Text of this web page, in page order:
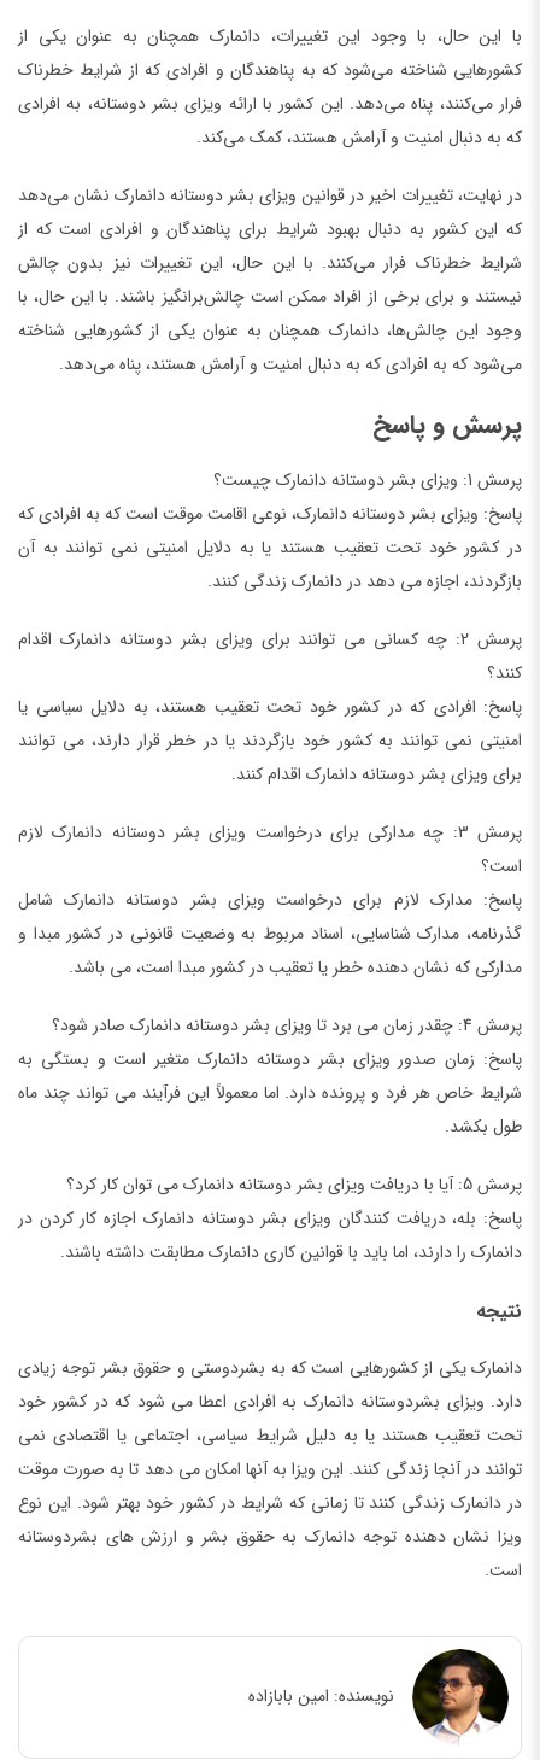
با این حال، با وجود این تغییرات، دانمارک همچنان به عنوان یکی از
کشورهایی شناخته می‌شود که به پناهندگان و افرادی که از شرایط خطرناک
فرار می‌کنند، پناه می‌دهد. این کشور با ارائه ویزای بشر دوستانه، به افرادی
که به دنبال امنیت و آرامش هستند، کمک می‌کند.
در نهایت، تغییرات اخیر در قوانین ویزای بشر دوستانه دانمارک نشان می‌دهد
که این کشور به دنبال بهبود شرایط برای پناهندگان و افرادی است که از
شرایط خطرناک فرار می‌کنند. با این حال، این تغییرات نیز بدون چالش
نیستند و برای برخی از افراد ممکن است چالش‌برانگیز باشند. با این حال، با
وجود این چالش‌ها، دانمارک همچنان به عنوان یکی از کشورهایی شناخته
می‌شود که به افرادی که به دنبال امنیت و آرامش هستند، پناه می‌دهد.
پرسش و پاسخ
پرسش 1: ویزای بشر دوستانه دانمارک چیست؟
پاسخ: ویزای بشر دوستانه دانمارک، نوعی اقامت موقت است که به افرادی که
در کشور خود تحت تعقیب هستند یا به دلایل امنیتی نمی توانند به آن
بازگردند، اجازه می دهد در دانمارک زندگی کنند.
پرسش 2: چه کسانی می توانند برای ویزای بشر دوستانه دانمارک اقدام
کنند؟
پاسخ: افرادی که در کشور خود تحت تعقیب هستند، به دلایل سیاسی یا
امنیتی نمی توانند به کشور خود بازگردند یا در خطر قرار دارند، می توانند
برای ویزای بشر دوستانه دانمارک اقدام کنند.
پرسش 3: چه مدارکی برای درخواست ویزای بشر دوستانه دانمارک لازم
است؟
پاسخ: مدارک لازم برای درخواست ویزای بشر دوستانه دانمارک شامل
گذرنامه، مدارک شناسایی، اسناد مربوط به وضعیت قانونی در کشور مبدا و
مدارکی که نشان دهنده خطر یا تعقیب در کشور مبدا است، می باشد.
پرسش 4: چقدر زمان می برد تا ویزای بشر دوستانه دانمارک صادر شود؟
پاسخ: زمان صدور ویزای بشر دوستانه دانمارک متغیر است و بستگی به
شرایط خاص هر فرد و پرونده دارد. اما معمولاً این فرآیند می تواند چند ماه
طول بکشد.
پرسش 5: آیا با دریافت ویزای بشر دوستانه دانمارک می توان کار کرد؟
پاسخ: بله، دریافت کنندگان ویزای بشر دوستانه دانمارک اجازه کار کردن در
دانمارک را دارند، اما باید با قوانین کاری دانمارک مطابقت داشته باشند.
نتیجه
دانمارک یکی از کشورهایی است که به بشردوستی و حقوق بشر توجه زیادی
دارد. ویزای بشردوستانه دانمارک به افرادی اعطا می شود که در کشور خود
تحت تعقیب هستند یا به دلیل شرایط سیاسی، اجتماعی یا اقتصادی نمی
توانند در آنجا زندگی کنند. این ویزا به آنها امکان می دهد تا به صورت موقت
در دانمارک زندگی کنند تا زمانی که شرایط در کشور خود بهتر شود. این نوع
ویزا نشان دهنده توجه دانمارک به حقوق بشر و ارزش های بشردوستانه
است.
نویسنده: امین بابازاده